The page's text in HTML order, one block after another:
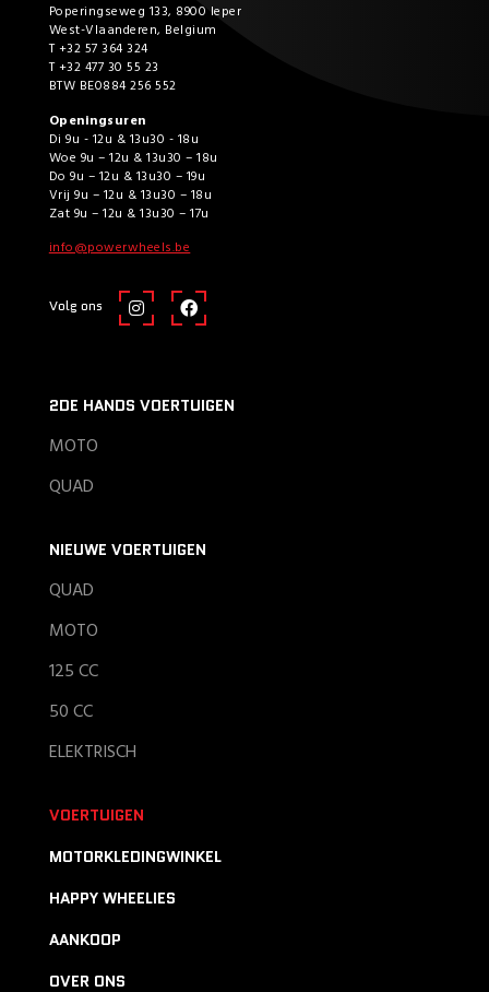
Poperingseweg 133, 8900 Ieper
West-Vlaanderen, Belgium
T +32 57 364 324
T +32 477 30 55 23
BTW BE0884 256 552
Openingsuren
Di 9u - 12u & 13u30 - 18u
Woe 9u – 12u & 13u30 – 18u
Do 9u – 12u & 13u30 – 19u
Vrij 9u – 12u & 13u30 – 18u
Zat 9u – 12u & 13u30 – 17u
info@powerwheels.be
Volg ons
2DE HANDS VOERTUIGEN
MOTO
QUAD
NIEUWE VOERTUIGEN
QUAD
MOTO
125 CC
50 CC
ELEKTRISCH
VOERTUIGEN
MOTORKLEDINGWINKEL
HAPPY WHEELIES
AANKOOP
OVER ONS